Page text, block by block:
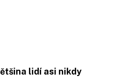
lidí asi nikdy